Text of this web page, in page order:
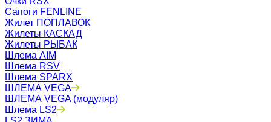
Сапоги FENLINE
Жилет ПОПЛАВОК
Жилеты КАСКАД
Жилеты РЫБАК
Шлема AIM
Шлема RSV
Шлема SPARX
ШЛЕМА VEGA
ШЛЕМА VEGA (модуляр)
Шлема LS2